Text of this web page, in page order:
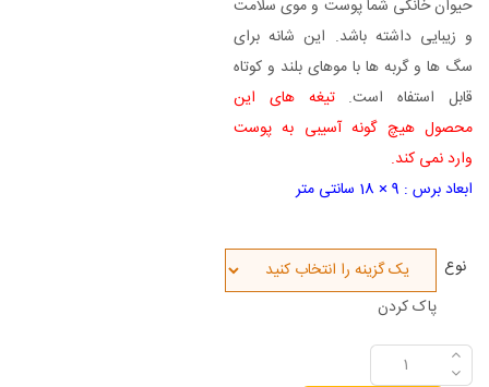
حیوان خانگی شما پوست و موی سلامت
و زیبایی داشته باشد. این شانه برای
سگ ها و گربه ها با موهای بلند و کوتاه
قابل استفاه است.تیغه های این
محصول هیچ گونه آسیبی به پوست
وارد نمی کند.
ابعاد برس : 9 × 18 سانتی متر
نوع
پاک کردن